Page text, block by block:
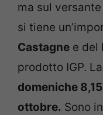
ma sul
si tiene
Castagne e del
prodotto IGP.
domeniche
ottobre. Sono